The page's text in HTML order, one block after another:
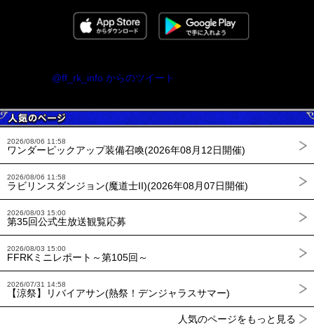
@ff_rk_info からのツイート
2026/08/06 11:58
ワンダーピックアップ装備召喚(2026年08月12日開催)
2026/08/06 11:58
ラビリンスダンジョン(魔道士II)(2026年08月07日開催)
2026/08/03 15:00
第35回公式生放送観覧応募
2026/08/03 15:00
FFRKミニレポート～第105回～
2026/07/31 14:58
【涼祭】リバイアサン(熱祭！デンジャラスサマー)
人気のページをもっと見る